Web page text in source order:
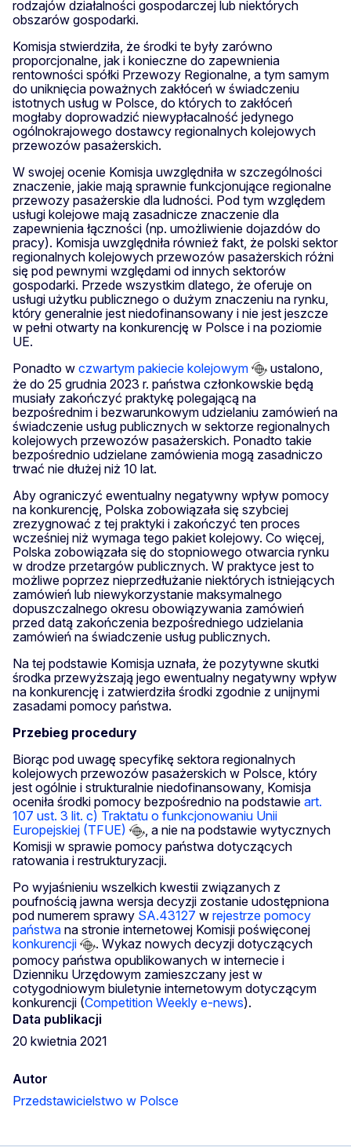
rodzajów działalności gospodarczej lub niektórych
obszarów gospodarki.
Komisja stwierdziła, że środki te były zarówno
proporcjonalne, jak i konieczne do zapewnienia
rentowności spółki Przewozy Regionalne, a tym samym
do uniknięcia poważnych zakłóceń w świadczeniu
istotnych usług w Polsce, do których to zakłóceń
mogłaby doprowadzić niewypłacalność jedynego
ogólnokrajowego dostawcy regionalnych kolejowych
przewozów pasażerskich.
W swojej ocenie Komisja uwzględniła w szczególności
znaczenie, jakie mają sprawnie funkcjonujące regionalne
przewozy pasażerskie dla ludności. Pod tym względem
usługi kolejowe mają zasadnicze znaczenie dla
zapewnienia łączności (np. umożliwienie dojazdów do
pracy). Komisja uwzględniła również fakt, że polski sektor
regionalnych kolejowych przewozów pasażerskich różni
się pod pewnymi względami od innych sektorów
gospodarki. Przede wszystkim dlatego, że oferuje on
usługi użytku publicznego o dużym znaczeniu na rynku,
który generalnie jest niedofinansowany i nie jest jeszcze
w pełni otwarty na konkurencję w Polsce i na poziomie
UE.
Ponadto w czwartym pakiecie kolejowym
ustalono,
że do 25 grudnia 2023 r. państwa członkowskie będą
musiały zakończyć praktykę polegającą na
bezpośrednim i bezwarunkowym udzielaniu zamówień na
świadczenie usług publicznych w sektorze regionalnych
kolejowych przewozów pasażerskich. Ponadto takie
bezpośrednio udzielane zamówienia mogą zasadniczo
trwać nie dłużej niż 10 lat.
Aby ograniczyć ewentualny negatywny wpływ pomocy
na konkurencję, Polska zobowiązała się szybciej
zrezygnować z tej praktyki i zakończyć ten proces
wcześniej niż wymaga tego pakiet kolejowy. Co więcej,
Polska zobowiązała się do stopniowego otwarcia rynku
w drodze przetargów publicznych. W praktyce jest to
możliwe poprzez nieprzedłużanie niektórych istniejących
zamówień lub niewykorzystanie maksymalnego
dopuszczalnego okresu obowiązywania zamówień
przed datą zakończenia bezpośredniego udzielania
zamówień na świadczenie usług publicznych.
Na tej podstawie Komisja uznała, że pozytywne skutki
środka przewyższają jego ewentualny negatywny wpływ
na konkurencję i zatwierdziła środki zgodnie z unijnymi
zasadami pomocy państwa.
Przebieg procedury
Biorąc pod uwagę specyfikę sektora regionalnych
kolejowych przewozów pasażerskich w Polsce, który
jest ogólnie i strukturalnie niedofinansowany, Komisja
oceniła środki pomocy bezpośrednio na podstawie art.
107 ust. 3 lit. c) Traktatu o funkcjonowaniu Unii
Europejskiej (TFUE)
, a nie na podstawie wytycznych
Komisji w sprawie pomocy państwa dotyczących
ratowania i restrukturyzacji.
Po wyjaśnieniu wszelkich kwestii związanych z
poufnością jawna wersja decyzji zostanie udostępniona
pod numerem sprawy SA.43127 w rejestrze pomocy
państwa na stronie internetowej Komisji poświęconej
konkurencji
. Wykaz nowych decyzji dotyczących
pomocy państwa opublikowanych w internecie i
Dzienniku Urzędowym zamieszczany jest w
cotygodniowym biuletynie internetowym dotyczącym
konkurencji (Competition Weekly e-news).
Data publikacji
20 kwietnia 2021
Autor
Przedstawicielstwo w Polsce